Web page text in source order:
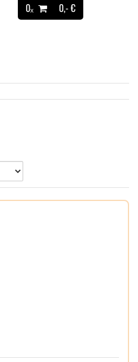
0ₓ 0,- €